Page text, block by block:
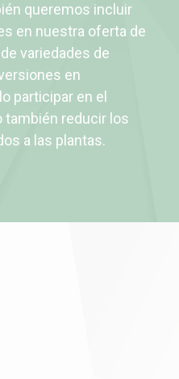
queremos incluir
en nuestra oferta de
variedades de
en
participar en el
también reducir los
a las plantas.